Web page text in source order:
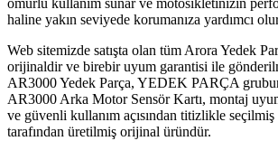
ömürlü kullanım sunar ve motosikletinizin
haline yakın seviyede korumanıza yardımcı
Web sitemizde satışta olan tüm Arora Yedek
orijinaldir ve birebir uyum garantisi ile
AR3000 Yedek Parça, YEDEK PARÇA
AR3000 Arka Motor Sensör Kartı, montaj
ve güvenli kullanım açısından titizlikle
tarafından üretilmiş orijinal üründür.